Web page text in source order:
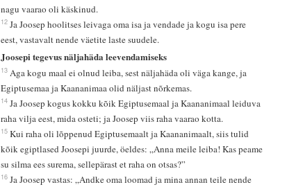
nagu vaarao oli käskinud.
12 Ja Joosep hoolitses leivaga oma isa ja vendade ja kogu isa pere
eest, vastavalt nende väetite laste suudele.
Joosepi tegevus näljahäda leevendamiseks
13 Aga kogu maal ei olnud leiba, sest näljahäda oli väga kange, ja
Egiptusemaa ja Kaananimaa olid näljast nõrkemas.
14 Ja Joosep kogus kokku kõik Egiptusemaal ja Kaananimaal leiduva
raha vilja eest, mida osteti; ja Joosep viis raha vaarao kotta.
15 Kui raha oli lõppenud Egiptusemaalt ja Kaananimaalt, siis tulid
kõik egiptlased Joosepi juurde, öeldes: „Anna meile leiba! Kas peame
su silma ees surema, sellepärast et raha on otsas?”
16 Ja Joosep vastas: „Andke oma loomad ja mina annan teile nende